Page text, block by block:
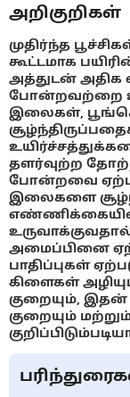
அறிகுறிகள்
முதிர்ந்த
கூட்டமாக
அத்துடன்
போன்றவற்றை
இலைகள்,
தளர்வுற்ற
போன்றவை
இலைகளை
அமைப்பினை
பாதிப்புகள்
கிளைகள்
குறையும்,
குறையும்